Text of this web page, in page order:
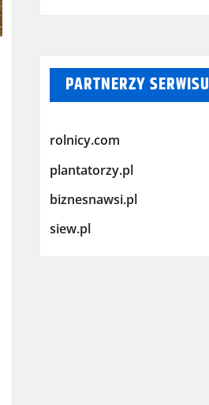
PARTNERZY SERWISU
rolnicy.com
plantatorzy.pl
biznesnawsi.pl
siew.pl